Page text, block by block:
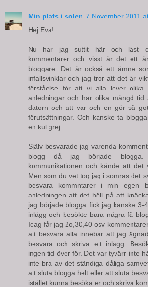
Min plats i solen 7 November 2011
Hej Eva!
Nu har jag suttit här och läst
kommentarer och visst är det ett
bloggare. Det är också ett ämne
infallsvinklar och jag tror att det är
förståelse för att vi alla lever olika
anledningar och har olika mängd tid
datorn och att var och en gör så
förutsättningar. Och kanske ta
en kul grej.
Själv besvarade jag varenda
blogg då jag började
kommunikationen och kände att det
Men som du vet tog jag i somras det
besvara kommntarer i min egen
anledningen att det höll på att
jag började blogga fick jag kanske 3-
inlägg och besökte bara några få
Idag får jag 2o,30,40 osv
att besvara alla innebar att jag
besvara och skriva ett inlägg.
ingen tid över för. Det var tyvärr inte
inte bra av det ständiga dåliga
att sluta blogga helt eller att sluta
istället kunna besöka er och skriva